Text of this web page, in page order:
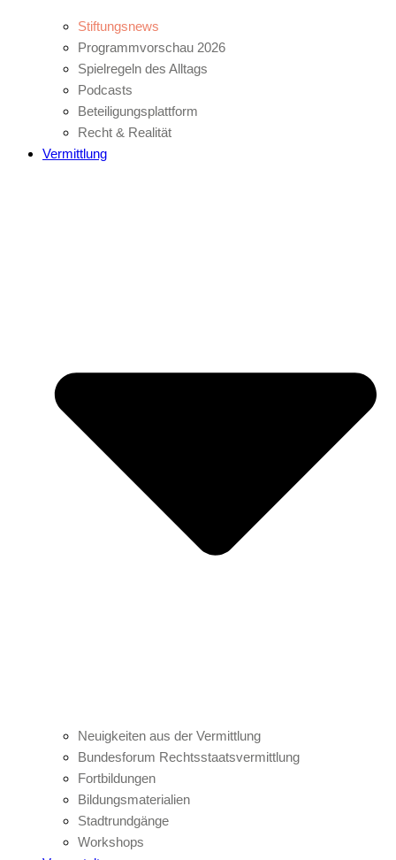
Stiftungsnews
Programmvorschau 2026
Spielregeln des Alltags
Podcasts
Beteiligungsplattform
Recht & Realität
Vermittlung
Neuigkeiten aus der Vermittlung
Bundesforum Rechtsstaatsvermittlung
Fortbildungen
Bildungsmaterialien
Stadtrundgänge
Workshops